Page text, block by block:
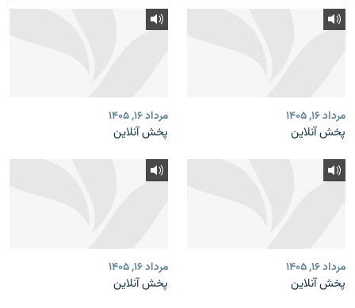
مرداد ۱۶, ۱۴۰۵
پخش آنلاین
مرداد ۱۶, ۱۴۰۵
پخش آنلاین
مرداد ۱۶, ۱۴۰۵
پخش آنلاین
مرداد ۱۶, ۱۴۰۵
پخش آنلاین